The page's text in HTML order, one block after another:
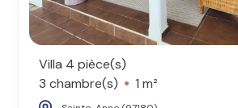
Villa 4 pièce(s)
3 chambre(s)
1 m²